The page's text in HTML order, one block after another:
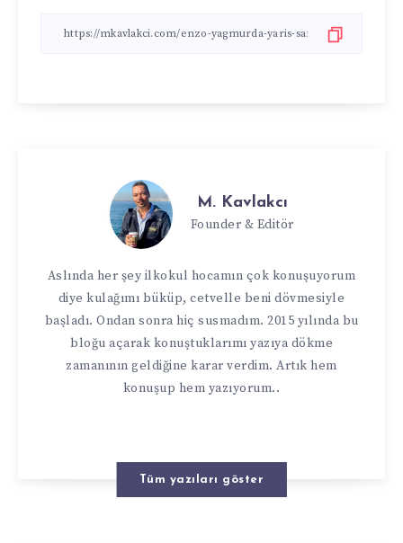
M. Kavlakcı
Founder & Editör
Aslında her şey ilkokul hocamın çok konuşuyorum
diye kulağımı büküp, cetvelle beni dövmesiyle
başladı. Ondan sonra hiç susmadım. 2015 yılında bu
bloğu açarak konuştuklarımı yazıya dökme
zamanının geldiğine karar verdim. Artık hem
konuşup hem yazıyorum..
Tüm yazıları göster